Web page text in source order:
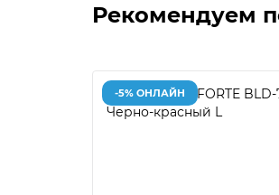
Рекомендуем
-5% ОНЛАЙН